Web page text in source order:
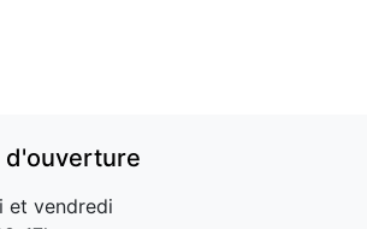
d'ouverture
et vendredi